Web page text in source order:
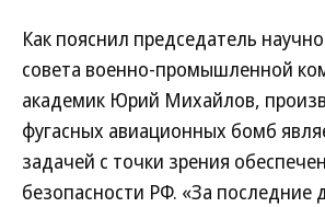
Как пояснил председатель
совета военно-промышленной
академик Юрий Михайлов,
фугасных авиационных бомб
задачей с точки зрения
безопасности РФ. «За последние